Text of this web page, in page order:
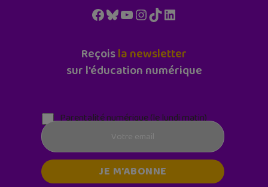
Facebook
Bluesky
YouTube
Instagram
TikTokLinkedIn
Reçoisla newsletter
sur l'éducation numérique
Parentalité numérique (le lundi matin)